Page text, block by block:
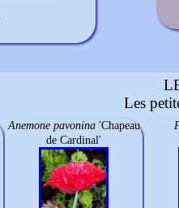
Les
Anemone pavonina'Chapeau
de Cardinal'